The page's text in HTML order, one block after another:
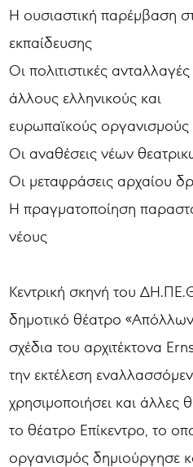
Η ουσιαστική παρέμβαση
εκπαίδευσης
Οι πολιτιστικές
άλλους ελληνικούς και
ευρωπαϊκούς οργανισμούς
Οι αναθέσεις νέων
Οι μεταφράσεις αρχαίου
Η πραγματοποίηση
νέους
Κεντρική σκηνή του
δημοτικό θέατρο
σχέδια του αρχιτέκτονα
την εκτέλεση
χρησιμοποιήσει και άλλες
το θέατρο Επίκεντρο, το
οργανισμός δημιούργησε